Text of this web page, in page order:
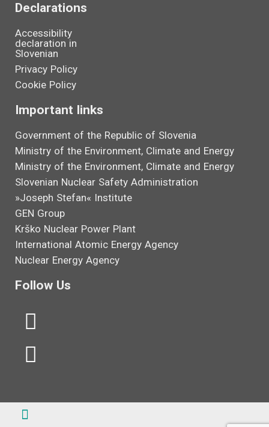
Declarations
Accessibility
declaration in
Slovenian
Privacy Policy
Cookie Policy
Important links
Government of the Republic of Slovenia
Ministry of the Environment, Climate and Energy
Ministry of the Environment, Climate and Energy
Slovenian Nuclear Safety Administration
»Joseph Stefan« Institute
GEN Group
Krško Nuclear Power Plant
International Atomic Energy Agency
Nuclear Energy Agency
Follow Us
L
n
e
Y
u
u